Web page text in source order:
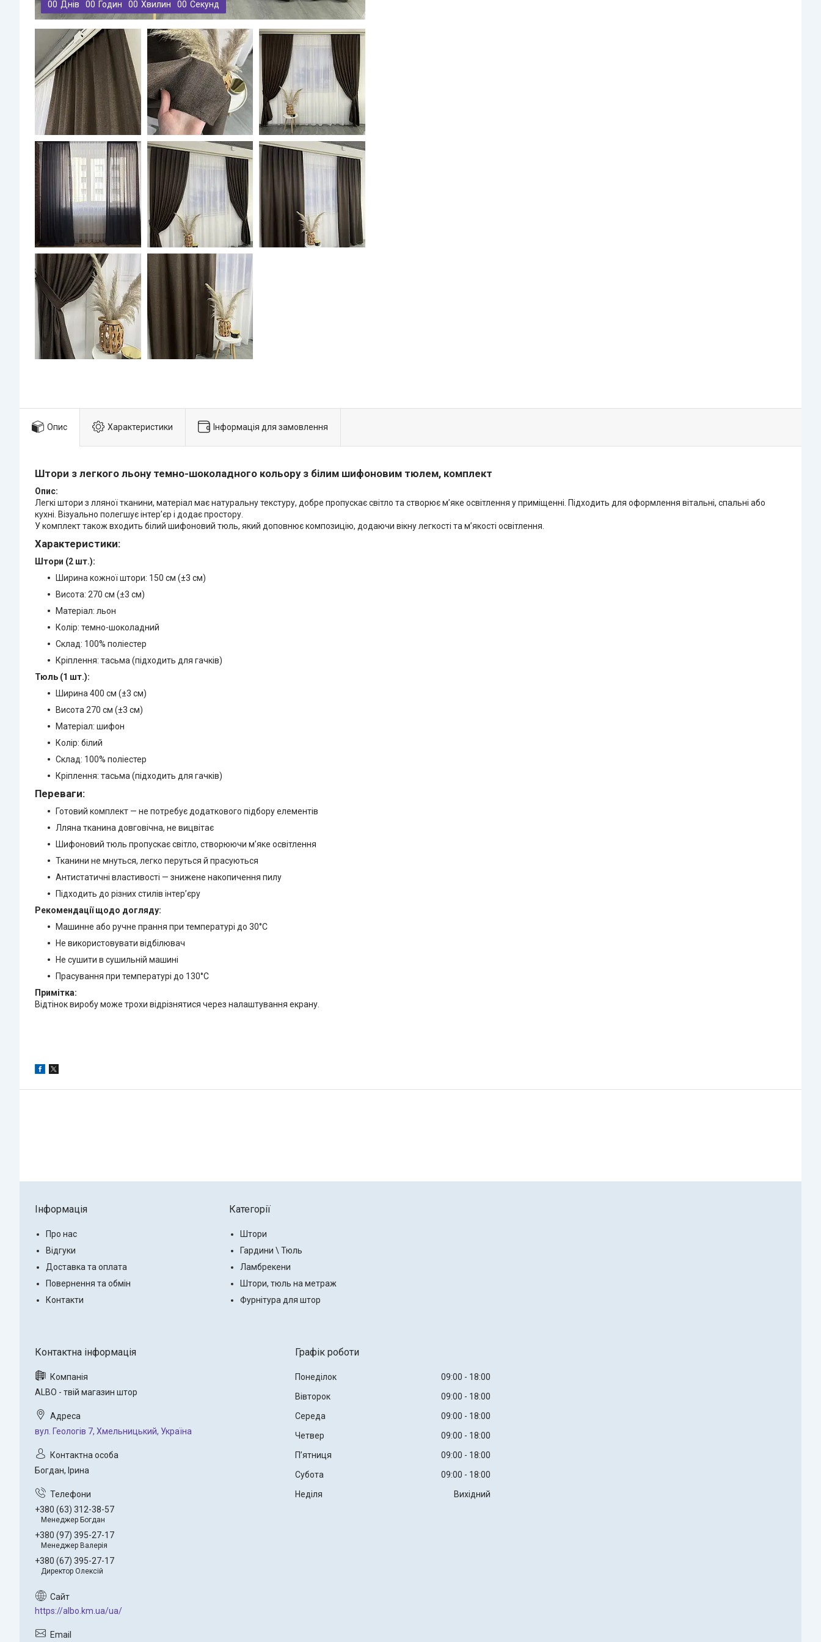
00 Днів 00 Годин 00 Хвилин 00 Секунд
Опис Характеристики Інформація для замовлення
Штори з легкого льону темно-шоколадного кольору з білим шифоновим тюлем, комплект
Опис:
Легкі штори з лляної тканини, матеріал має натуральну текстуру, добре пропускає світло та створює м’яке освітлення у приміщенні. Підходить для оформлення вітальні, спальні або
кухні. Візуально полегшує інтер’єр і додає простору.
У комплект також входить білий шифоновий тюль, який доповнює композицію, додаючи вікну легкості та м’якості освітлення.
Характеристики:
Штори (2 шт.):
Ширина кожної штори: 150 см (±3 см)
Висота: 270 см (±3 см)
Матеріал: льон
Колір: темно-шоколадний
Склад: 100% поліестер
Кріплення: тасьма (підходить для гачків)
Тюль (1 шт.):
Ширина 400 см (±3 см)
Висота 270 см (±3 см)
Матеріал: шифон
Колір: білий
Склад: 100% поліестер
Кріплення: тасьма (підходить для гачків)
Переваги:
Готовий комплект — не потребує додаткового підбору елементів
Лляна тканина довговічна, не вицвітає
Шифоновий тюль пропускає світло, створюючи м’яке освітлення
Тканини не мнуться, легко перуться й прасуються
Антистатичні властивості — знижене накопичення пилу
Підходить до різних стилів інтер’єру
Рекомендації щодо догляду:
Машинне або ручне прання при температурі до 30°C
Не використовувати відбілювач
Не сушити в сушильній машині
Прасування при температурі до 130°C
Примітка:
Відтінок виробу може трохи відрізнятися через налаштування екрану.
Інформація
Про нас
Відгуки
Доставка та оплата
Повернення та обмін
Контакти
Категорії
Штори
Гардини \ Тюль
Ламбрекени
Штори, тюль на метраж
Фурнітура для штор
ALBO - твій магазин штор
вул. Геологів 7, Хмельницький, Україна
Богдан, Ірина
+380 (63) 312-38-57
Менеджер Богдан
+380 (97) 395-27-17
Менеджер Валерія
+380 (67) 395-27-17
Директор Олексій
https://albo.km.ua/ua/
Графік роботи
Понеділок 09:00
18:00
Вівторок
09:00
18:00
Середа
09:00
18:00
Четвер
09:00
18:00
Пʼятниця
09:00
18:00
Субота
09:00
18:00
Неділя
Вихідний